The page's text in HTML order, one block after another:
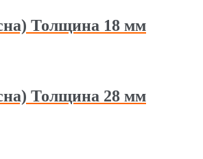
Толщина 18 мм
Толщина 28 мм